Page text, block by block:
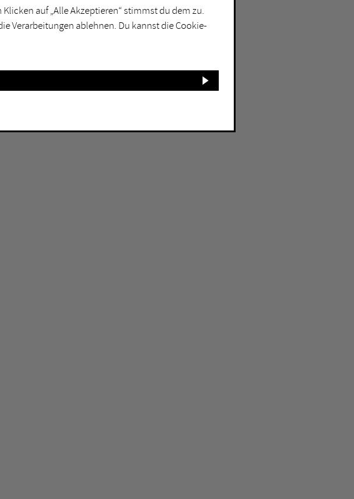
auf „Alle Akzeptieren“ stimmst du dem zu.
Verarbeitungen ablehnen. Du kannst die Cookie-